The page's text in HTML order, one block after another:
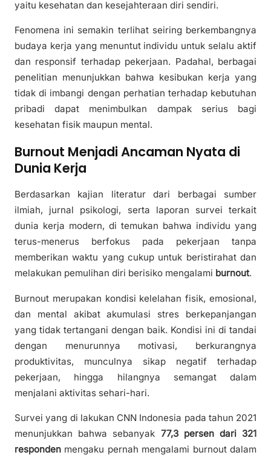
yaitu kesehatan dan kesejahteraan diri sendiri.
Fenomena ini semakin terlihat seiring berkembangnya
budaya kerja yang menuntut individu untuk selalu aktif
dan responsif terhadap pekerjaan. Padahal, berbagai
penelitian menunjukkan bahwa kesibukan kerja yang
tidak di imbangi dengan perhatian terhadap kebutuhan
pribadi dapat menimbulkan dampak serius bagi
kesehatan fisik maupun mental.
Burnout Menjadi Ancaman Nyata di
Dunia Kerja
Berdasarkan kajian literatur dari berbagai sumber
ilmiah, jurnal psikologi, serta laporan survei terkait
dunia kerja modern, di temukan bahwa individu yang
terus-menerus berfokus pada pekerjaan tanpa
memberikan waktu yang cukup untuk beristirahat dan
melakukan pemulihan diri berisiko mengalami burnout.
Burnout merupakan kondisi kelelahan fisik, emosional,
dan mental akibat akumulasi stres berkepanjangan
yang tidak tertangani dengan baik. Kondisi ini di tandai
dengan menurunnya motivasi, berkurangnya
produktivitas, munculnya sikap negatif terhadap
pekerjaan, hingga hilangnya semangat dalam
menjalani aktivitas sehari-hari.
Survei yang di lakukan CNN Indonesia pada tahun 2021
menunjukkan bahwa sebanyak 77,3 persen dari 321
responden mengaku pernah mengalami burnout dalam